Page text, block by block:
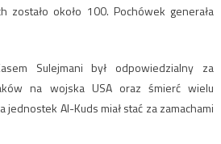
zostało około 100. Pochówek generała
Sulejmani był odpowiedzialny za
na wojska USA oraz śmierć wielu
jednostek Al-Kuds miał stać za zamachami